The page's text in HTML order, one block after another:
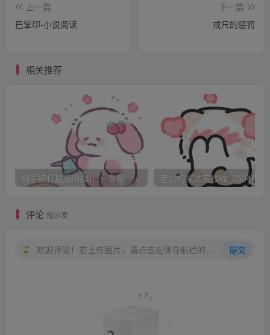
再若多口，我叫她命丧黄泉
眼前一黑就晕倒在地平川
忙架起光绪往床上搬
且不言屋中手忙脚乱
宫里的大小人等已聚齐在外边
李莲英出门外，面带奸险
珍主子别见怪，恕我礼不端
上一篇
巴掌印-小说阅读
下一篇
戒尺的惩罚
相关推荐
纲手被打屁股(附图)_一条荒 老公的家法实践啦
评论 抢沙发
欢迎评论！若上传图片，请点击左侧导航栏的图床工具，获取图片链接。 提交